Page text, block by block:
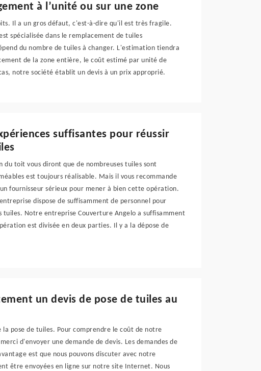
à l’unité ou sur une zone
Il a un gros défaut, c'est-à-dire qu'il est très fragile.
spécialisée dans le remplacement de tuiles
du nombre de tuiles à changer. L'estimation tiendra
de la zone entière, le coût estimé par unité de
notre société établit un devis à un prix approprié.
suffisantes pour réussir
toit vous diront que de nombreuses tuiles sont
est toujours réalisable. Mais il vous recommande
fournisseur sérieux pour mener à bien cette opération.
dispose de suffisamment de personnel pour
Notre entreprise Couverture Angelo a suffisamment
est divisée en deux parties. Il y a la dépose de
un devis de pose de tuiles au
pose de tuiles. Pour comprendre le coût de notre
d'envoyer une demande de devis. Les demandes de
est que nous pouvons discuter avec notre
être envoyées en ligne sur notre site Internet. Nous